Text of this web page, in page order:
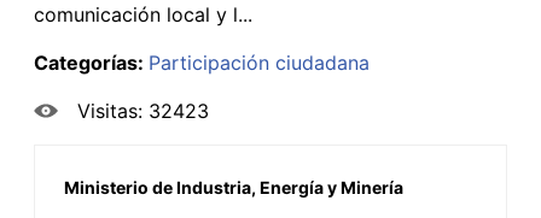
comunicación local y l...
Categorías: Participación ciudadana
Visitas: 32423
Ministerio de Industria, Energía y Minería